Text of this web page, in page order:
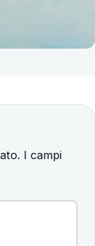
I campi